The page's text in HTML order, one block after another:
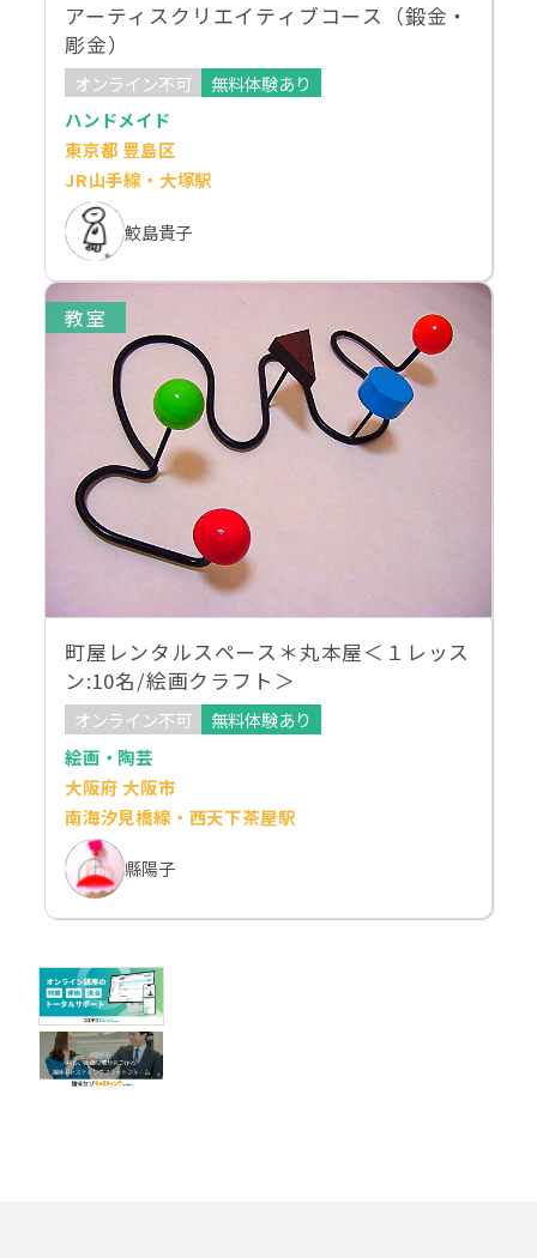
アーティスクリエイティブコース（鍛金・
彫金）
オンライン不可
無料体験あり
ハンドメイド
東京都 豊島区
JR山手線・大塚駅
鮫島貴子
教室
町屋レンタルスペース＊丸本屋＜１レッス
ン:10名/絵画クラフト＞
オンライン不可
無料体験あり
絵画・陶芸
大阪府 大阪市
南海汐見橋線・西天下茶屋駅
縣陽子